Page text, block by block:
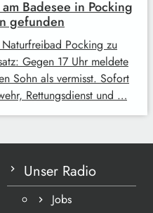
Badesee in Pocking
gefunden
Pocking zu
Gegen 17 Uhr meldete
Sohn als vermisst. Sofort
Rettungsdienst und …
Unser Radio
Jobs